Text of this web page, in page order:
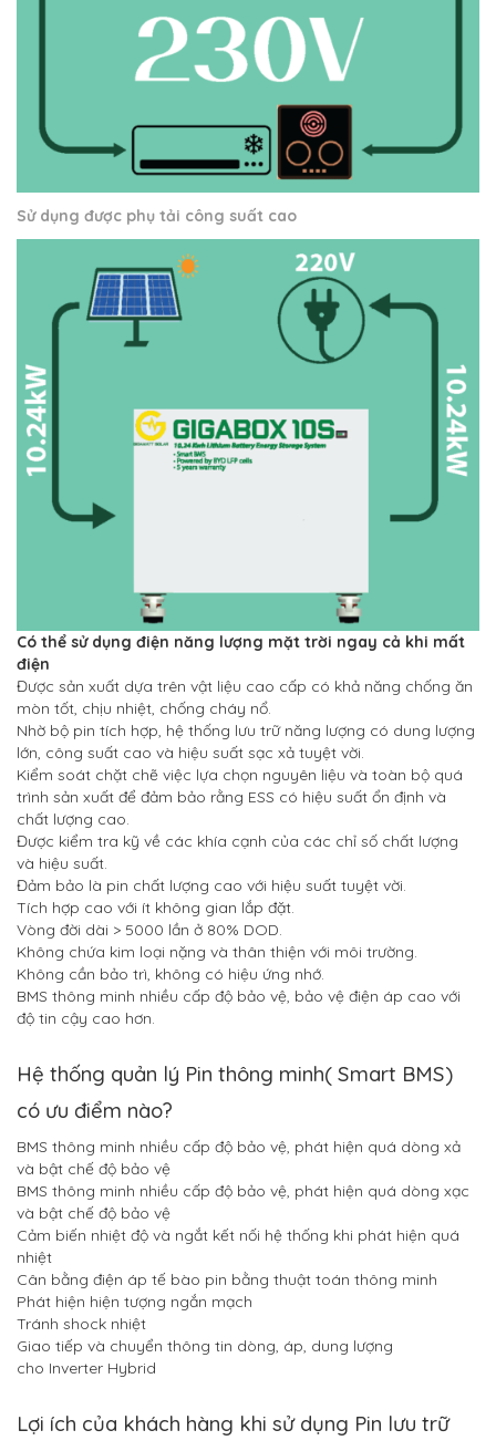
Sử dụng được phụ tải công suất cao
Có thể sử dụng điện năng lượng mặt trời ngay cả khi mất
điện
Được sản xuất dựa trên vật liệu cao cấp có khả năng chống ăn
mòn tốt, chịu nhiệt, chống cháy nổ.
Nhờ bộ pin tích hợp, hệ thống lưu trữ năng lượng có dung lượng
lớn, công suất cao và hiệu suất sạc xả tuyệt vời.
Kiểm soát chặt chẽ việc lựa chọn nguyên liệu và toàn bộ quá
trình sản xuất để đảm bảo rằng ESS có hiệu suất ổn định và
chất lượng cao.
Được kiểm tra kỹ về các khía cạnh của các chỉ số chất lượng
và hiệu suất.
Đảm bảo là pin chất lượng cao với hiệu suất tuyệt vời.
Tích hợp cao với ít không gian lắp đặt.
Vòng đời dài > 5000 lần ở 80% DOD.
Không chứa kim loại nặng và thân thiện với môi trường.
Không cần bảo trì, không có hiệu ứng nhớ.
BMS thông minh nhiều cấp độ bảo vệ, bảo vệ điện áp cao với
độ tin cậy cao hơn.
Hệ thống quản lý Pin thông minh( Smart BMS)
có ưu điểm nào?
BMS thông minh nhiều cấp độ bảo vệ, phát hiện quá dòng xả
và bật chế độ bảo vệ
BMS thông minh nhiều cấp độ bảo vệ, phát hiện quá dòng xạc
và bật chế độ bảo vệ
Cảm biến nhiệt độ và ngắt kết nối hệ thống khi phát hiện quá
nhiệt
Cân bằng điện áp tế bào pin bằng thuật toán thông minh
Phát hiện hiện tượng ngắn mạch
Tránh shock nhiệt
Giao tiếp và chuyển thông tin dòng, áp, dung lượng
cho Inverter Hybrid
Lợi ích của khách hàng khi sử dụng Pin lưu trữ